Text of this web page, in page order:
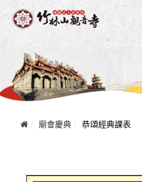
廟會慶典 恭頌經典課表